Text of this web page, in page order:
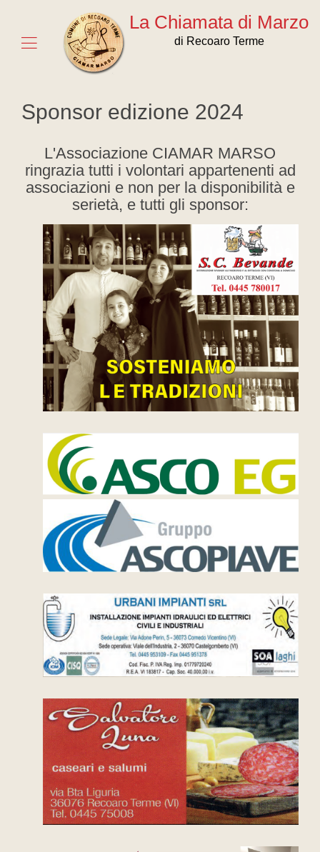
La Chiamata di Marzo
di Recoaro Terme
Sponsor edizione 2024
L'Associazione CIAMAR MARSO
ringrazia tutti i volontari appartenenti ad
associazioni e non per la disponibilità e
serietà, e tutti gli sponsor: